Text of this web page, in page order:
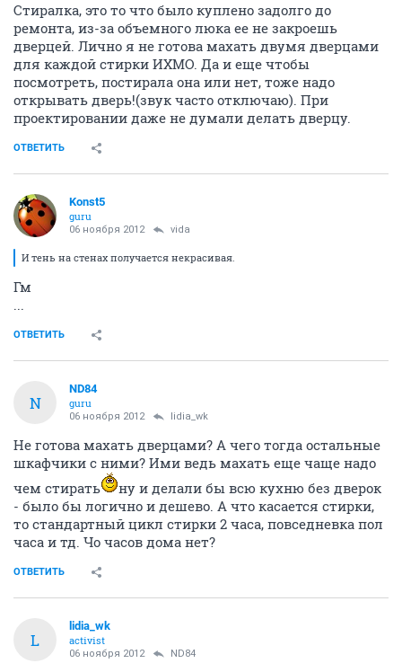
Стиралка, это то что было куплено задолго до
ремонта, из-за объемного люка ее не закроешь
дверцей. Лично я не готова махать двумя дверцами
для каждой стирки ИХМО. Да и еще чтобы
посмотреть, постирала она или нет, тоже надо
открывать дверь!(звук часто отключаю). При
проектировании даже не думали делать дверцу.
ОТВЕТИТЬ
Konst5
guru
06 ноября 2012 vida
И тень на стенах получается некрасивая.
Гм
...
ОТВЕТИТЬ
N
ND84
guru
06 ноября 2012 lidia_wk
Не готова махать дверцами? А чего тогда остальные
шкафчики с ними? Ими ведь махать еще чаще надо
чем стирать
ну и делали бы всю кухню без дверок
- было бы логично и дешево. А что касается стирки,
то стандартный цикл стирки 2 часа, повседневка пол
часа и тд. Чо часов дома нет?
ОТВЕТИТЬ
L
lidia_wk
activist
06 ноября 2012 ND84